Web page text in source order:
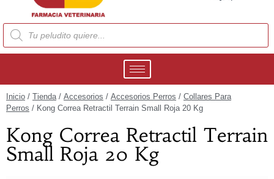
Inicio / Tienda/ Accesorios / Accesorios Perros / Collares Para
Perros / Kong Correa Retractil Terrain Small Roja 20 Kg
Kong Correa Retractil Terrain
Small Roja 20 Kg